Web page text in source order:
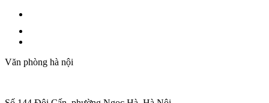
Văn phòng hà nội